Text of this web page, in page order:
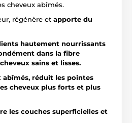
cheveux abîmés.
régénère et apporte du
hautement nourrissants
dans la fibre
sains et lisses.
abîmés, réduit les pointes
cheveux plus forts et plus
les couches superficielles et